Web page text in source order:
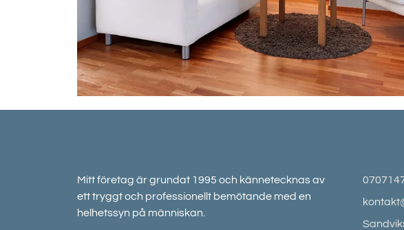
Mitt företag är grundat 1995 och kännetecknas av
ett tryggt och professionellt bemötande med en
helhetssyn på människan.